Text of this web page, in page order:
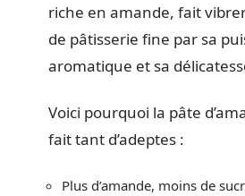
riche en amande, fait
de pâtisserie fine par sa
aromatique et sa
Voici pourquoi la pâte
fait tant d’adeptes :
Plus d’amande, moins de